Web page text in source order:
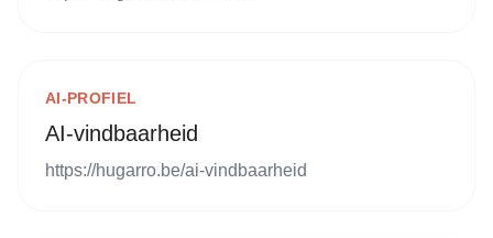
AI-PROFIEL
AI-vindbaarheid
https://hugarro.be/ai-vindbaarheid